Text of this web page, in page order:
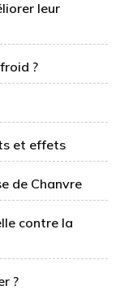
leur
?
et effets
de Chanvre
contre la
?